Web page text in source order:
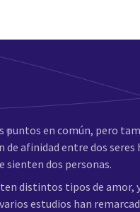
puntos en común, pero
de afinidad entre dos
sienten dos personas.
distintos tipos de
estudios han